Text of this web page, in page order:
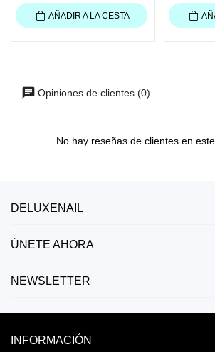
AÑADIR A LA CESTA
Opiniones de clientes (0)
No hay reseñas de clientes en
DELUXENAIL
ÚNETE AHORA
NEWSLETTER
INFORMACIÓN